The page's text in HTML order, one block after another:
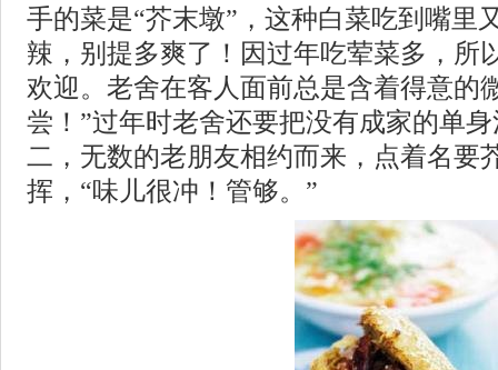
手的菜是“芥末墩”，这种白菜吃到嘴里
辣，别提多爽了！因过年吃荤菜多，所
欢迎。老舍在客人面前总是含着得意的
尝！”过年时老舍还要把没有成家的单
二，无数的老朋友相约而来，点着名要
挥，“味儿很冲！管够。”